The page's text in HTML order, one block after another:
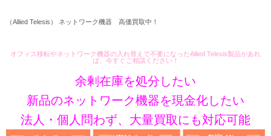
（Allied Telesis） ネットワーク機器 高価買取中！
オフィス移転やネットワーク機器の入れ替えで不要になったAllied Telesis製品があれ
ば、今すぐご相談ください！
余剰在庫を処分したい
新品のネットワーク機器を現金化したい
法人・個人問わず、大量買取にも対応可能